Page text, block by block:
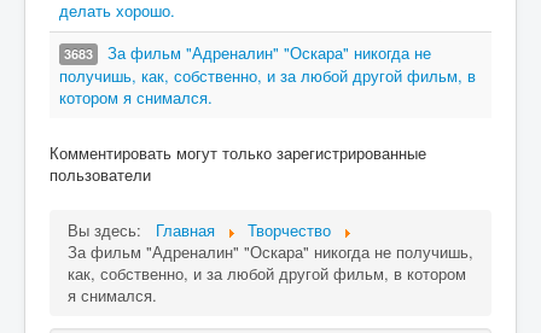
делать хорошо.
3683
За фильм "Адреналин" "Оскара" никогда не
получишь, как, собственно, и за любой другой фильм, в
котором я снимался.
Комментировать могут только зарегистрированные
пользователи
Вы здесь: Главная
Творчество
За фильм "Адреналин" "Оскара" никогда не получишь,
как, собственно, и за любой другой фильм, в котором
я снимался.